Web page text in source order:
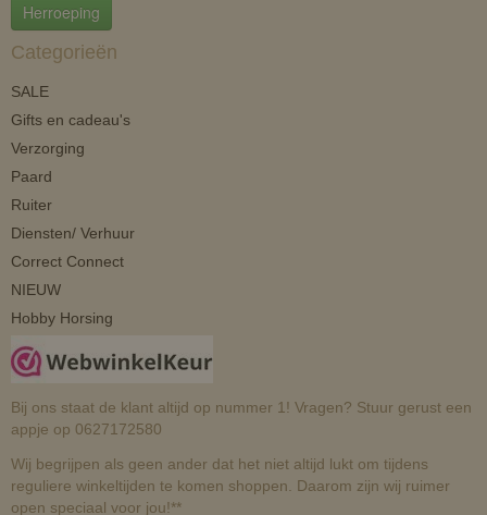
Herroeping
Categorieën
SALE
Gifts en cadeau's
Verzorging
Paard
Ruiter
Diensten/ Verhuur
Correct Connect
NIEUW
Hobby Horsing
Bij ons staat de klant altijd op nummer 1! Vragen? Stuur gerust een
appje op 0627172580
Wij begrijpen als geen ander dat het niet altijd lukt om tijdens
reguliere winkeltijden te komen shoppen. Daarom zijn wij ruimer
open speciaal voor jou!**